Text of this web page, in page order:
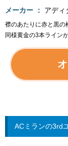
メーカー
アディ
襟のあたりに赤と黒の
同様黄金の3本ライン
ACミランの3rd